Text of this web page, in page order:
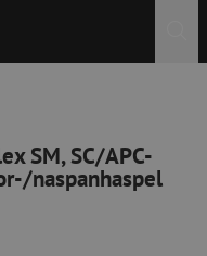
SM, SC/APC-
naspanhaspel